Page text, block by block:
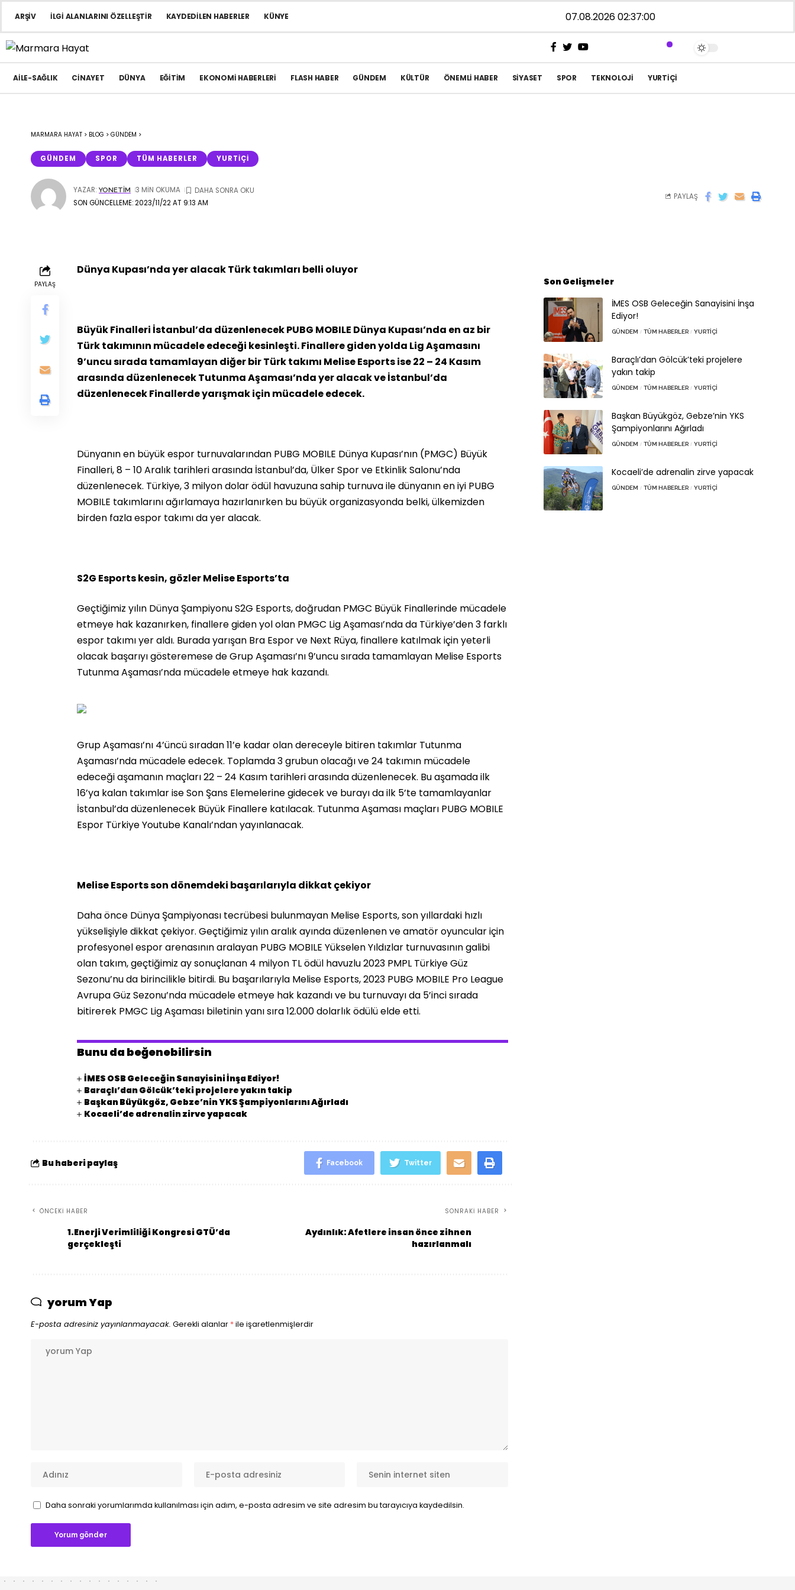
ARŞIV İLGI ALANLARINI ÖZELLEŞTIR KAYDEDILEN HABERLER KÜNYE 07.08.2026 02:37:00
AILE-SAĞLIK CINAYET DÜNYA EĞITIM EKONOMI HABERLERI FLASH HABER GÜNDEM KÜLTÜR ÖNEMLI HABER SIYASET SPOR TEKNOLOJI YURTIÇI
MARMARA HAYAT > BLOG > GÜNDEM >
GÜNDEM SPOR TÜM HABERLER YURTIÇI
SON GÜNCELLEME: 2023/11/22 AT 9:13 AM
YAZAR: YONETIM 3 MIN OKUMA
PAYLAŞ
PAYLAŞ
Dünya Kupası’nda yer alacak Türk takımları belli oluyor
Büyük Finalleri İstanbul’da düzenlenecek PUBG MOBILE Dünya Kupası’nda en az bir
Türk takımının mücadele edeceği kesinleşti. Finallere giden yolda Lig Aşamasını
9’uncu sırada tamamlayan diğer bir Türk takımı Melise Esports ise 22 – 24 Kasım
arasında düzenlenecek Tutunma Aşaması’nda yer alacak ve İstanbul’da
düzenlenecek Finallerde yarışmak için mücadele edecek.
Dünyanın en büyük espor turnuvalarından PUBG MOBILE Dünya Kupası’nın (PMGC) Büyük
Finalleri, 8 – 10 Aralık tarihleri arasında İstanbul’da, Ülker Spor ve Etkinlik Salonu’nda
düzenlenecek. Türkiye, 3 milyon dolar ödül havuzuna sahip turnuva ile dünyanın en iyi PUBG
MOBILE takımlarını ağırlamaya hazırlanırken bu büyük organizasyonda belki, ülkemizden
birden fazla espor takımı da yer alacak.
S2G Esports kesin, gözler Melise Esports’ta
Geçtiğimiz yılın Dünya Şampiyonu S2G Esports, doğrudan PMGC Büyük Finallerinde mücadele
etmeye hak kazanırken, finallere giden yol olan PMGC Lig Aşaması’nda da Türkiye’den 3 farklı
espor takımı yer aldı. Burada yarışan Bra Espor ve Next Rüya, finallere katılmak için yeterli
olacak başarıyı gösteremese de Grup Aşaması’nı 9’uncu sırada tamamlayan Melise Esports
Tutunma Aşaması’nda mücadele etmeye hak kazandı.
Grup Aşaması’nı 4’üncü sıradan 11’e kadar olan dereceyle bitiren takımlar Tutunma
Aşaması’nda mücadele edecek. Toplamda 3 grubun olacağı ve 24 takımın mücadele
edeceği aşamanın maçları 22 – 24 Kasım tarihleri arasında düzenlenecek. Bu aşamada ilk
16’ya kalan takımlar ise Son Şans Elemelerine gidecek ve burayı da ilk 5’te tamamlayanlar
İstanbul’da düzenlenecek Büyük Finallere katılacak. Tutunma Aşaması maçları PUBG MOBILE
Espor Türkiye Youtube Kanalı’ndan yayınlanacak.
Melise Esports son dönemdeki başarılarıyla dikkat çekiyor
Daha önce Dünya Şampiyonası tecrübesi bulunmayan Melise Esports, son yıllardaki hızlı
yükselişiyle dikkat çekiyor. Geçtiğimiz yılın aralık ayında düzenlenen ve amatör oyuncular için
profesyonel espor arenasının aralayan PUBG MOBILE Yükselen Yıldızlar turnuvasının galibi
olan takım, geçtiğimiz ay sonuçlanan 4 milyon TL ödül havuzlu 2023 PMPL Türkiye Güz
Sezonu’nu da birincilikle bitirdi. Bu başarılarıyla Melise Esports, 2023 PUBG MOBILE Pro League
Avrupa Güz Sezonu’nda mücadele etmeye hak kazandı ve bu turnuvayı da 5’inci sırada
bitirerek PMGC Lig Aşaması biletinin yanı sıra 12.000 dolarlık ödülü elde etti.
Bunu da beğenebilirsin
İMES OSB Geleceğin Sanayisini İnşa Ediyor!
Baraçlı’dan Gölcük’teki projelere yakın takip
Başkan Büyükgöz, Gebze’nin YKS Şampiyonlarını Ağırladı
Kocaeli’de adrenalin zirve yapacak
Bu haberi paylaş Facebook Twitter
ÖNCEKI HABER
1.Enerji Verimliliği Kongresi GTÜ’da
gerçekleşti
SONRAKI HABER
Aydınlık: Afetlere insan önce zihnen
hazırlanmalı
yorum Yap
E-posta adresiniz yayınlanmayacak. Gerekli alanlar *ile işaretlenmişlerdir
Daha sonraki yorumlarımda kullanılması için adım, e-posta adresim ve site adresim bu tarayıcıya kaydedilsin.
Son Gelişmeler
İMES OSB Geleceğin Sanayisini İnşa
Ediyor!
GÜNDEM TÜM HABERLER YURTIÇI
Baraçlı’dan Gölcük’teki projelere
yakın takip
GÜNDEM TÜM HABERLER YURTIÇI
Başkan Büyükgöz, Gebze’nin YKS
Şampiyonlarını Ağırladı
GÜNDEM TÜM HABERLER YURTIÇI
Kocaeli’de adrenalin zirve yapacak
GÜNDEM TÜM HABERLER YURTIÇI